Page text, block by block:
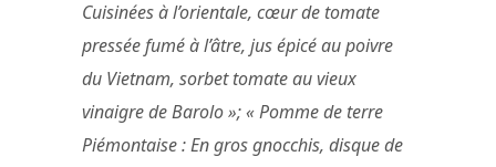
Cuisinées à l’orientale, cœur de tomate
pressée fumé à l’âtre, jus épicé au poivre
du Vietnam, sorbet tomate au vieux
vinaigre de Barolo »; « Pomme de terre
Piémontaise : En gros gnocchis, disque de